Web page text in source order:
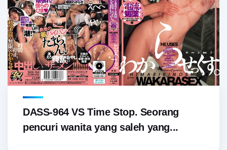
DASS-964 VS Time Stop. Seorang
pencuri wanita yang saleh yang...